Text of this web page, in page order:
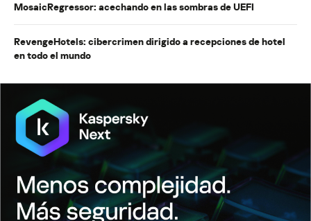
MosaicRegressor: acechando en las sombras de UEFI
RevengeHotels: cibercrimen dirigido a recepciones de hotel
en todo el mundo